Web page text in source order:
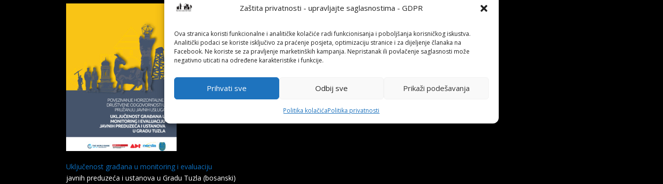
Zaštita privatnosti - upravljajte saglasnostima - GDPR
Ova stranica koristi funkcionalne i analitičke kolačiće radi funkcionisanja i poboljšanja korisničkog iskustva.
Analitički podaci se koriste isključivo za praćenje posjeta, optimizaciju stranice i za dijeljenje članaka na
Facebook. Ne koriste se za pravljenje marketinških kampanja. Nepristanak ili povlačenje saglasnosti može
negativno uticati na određene karakteristike i funkcije.
Prihvati sve Odbij sve Prikaži podešavanja
Politika kolačićaPolitika privatnosti
Uključenost građana u monitoring i evaluaciju
javnih preduzeća i ustanova u Gradu Tuzla (bosanski)